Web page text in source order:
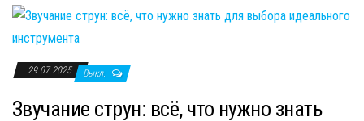
29.07.2025 Выкл.
Звучание струн: всё, что нужно знать